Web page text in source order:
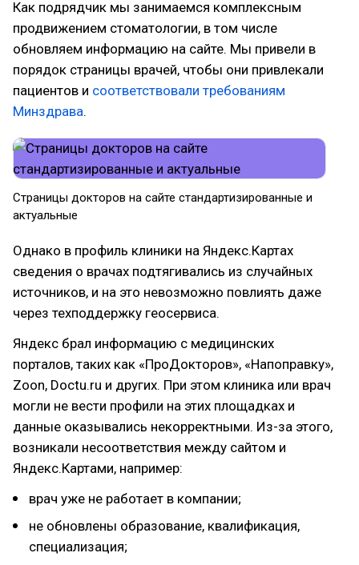
Как подрядчик мы занимаемся комплексным
продвижением стоматологии, в том числе
обновляем информацию на сайте. Мы привели в
порядок страницы врачей, чтобы они привлекали
пациентов и соответствовали требованиям
Минздрава.
Страницы докторов на сайте стандартизированные и
актуальные
Однако в профиль клиники на Яндекс.Картах
сведения о врачах подтягивались из случайных
источников, и на это невозможно повлиять даже
через техподдержку геосервиса.
Яндекс брал информацию с медицинских
порталов, таких как «ПроДокторов», «Напоправку»,
Zoon, Doctu.ru и других. При этом клиника или врач
могли не вести профили на этих площадках и
данные оказывались некорректными. Из-за этого,
возникали несоответствия между сайтом и
Яндекс.Картами, например:
врач уже не работает в компании;
не обновлены образование, квалификация,
специализация;